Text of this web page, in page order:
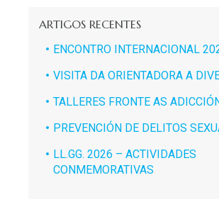
ARTIGOS RECENTES
ENCONTRO INTERNACIONAL
VISITA DA ORIENTADORA A
TALLERES FRONTE AS
PREVENCIÓN DE DELITOS
LL.GG. 2026 – ACTIVIDADES
CONMEMORATIVAS